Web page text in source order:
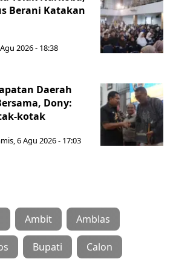
Berani Katakan
2026 - 18:38
Daerah
Dony:
kotak
6 Agu 2026 - 17:03
Ambit Amblas
Bupati Calon